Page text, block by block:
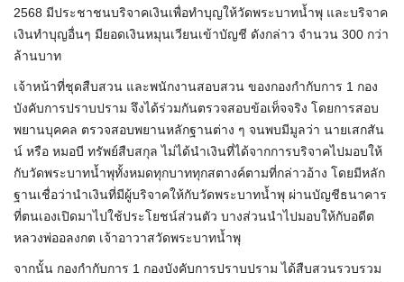
2568 มีประชาชนบริจาคเงินเพื่อทำบุญให้วัดพระบาทน้ำพุ และบริจาค
เงินทำบุญอื่นๆ มียอดเงินหมุนเวียนเข้าบัญชี ดังกล่าว จำนวน 300 กว่า
ล้านบาท
เจ้าหน้าที่ชุดสืบสวน และพนักงานสอบสวน ของกองกำกับการ 1 กอง
บังคับการปราบปราม จึงได้ร่วมกันตรวจสอบข้อเท็จจริง โดยการสอบ
พยานบุคคล ตรวจสอบพยานหลักฐานต่าง ๆ จนพบมีมูลว่า นายเสกสัน
น์ หรือ หมอบี ทรัพย์สืบสกุล ไม่ได้นำเงินที่ได้จากการบริจาคไปมอบให้
กับวัดพระบาทน้ำพุทั้งหมดทุกบาททุกสตางค์ตามที่กล่าวอ้าง โดยมีหลัก
ฐานเชื่อว่านำเงินที่มีผู้บริจาคให้กับวัดพระบาทน้ำพุ ผ่านบัญชีธนาคาร
ที่ตนเองเปิดมาไปใช้ประโยชน์ส่วนตัว บางส่วนนำไปมอบให้กับอดีต
หลวงพ่ออลงกต เจ้าอาวาสวัดพระบาทน้ำพุ
จากนั้น กองกำกับการ 1 กองบังคับการปราบปราม ได้สืบสวนรวบรวม